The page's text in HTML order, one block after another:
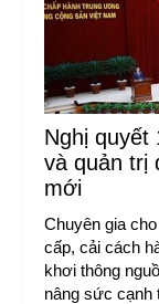
Nghị quyết
và quản trị
mới
Chuyên gia
cấp, cải cách
khơi thông
nâng sức cạnh